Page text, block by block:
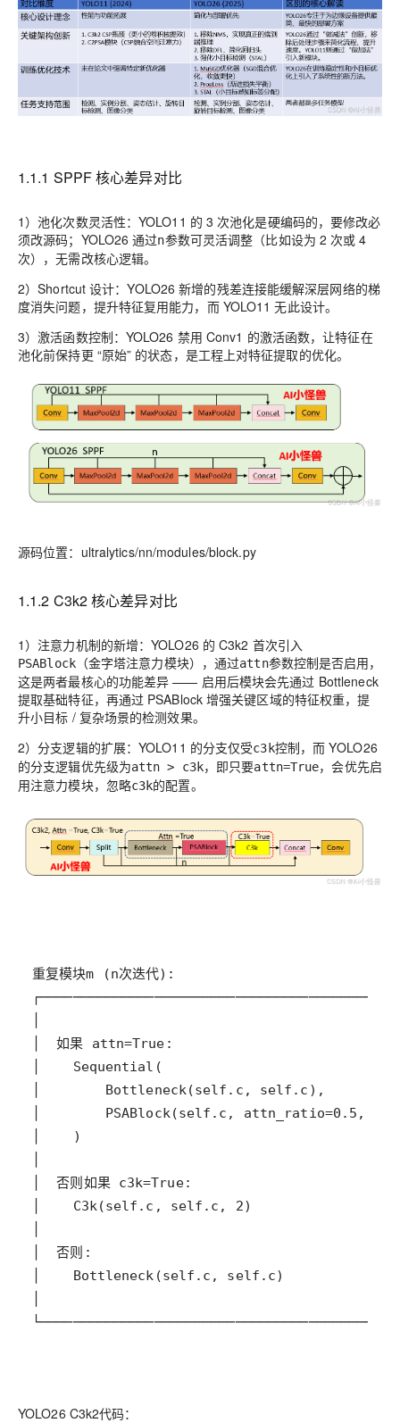
1.1.1 SPPF 核心差异对比
1）池化次数灵活性：YOLO11 的 3 次池化是硬编码的，要修改必
须改源码；YOLO26 通过n参数可灵活调整（比如设为 2 次或 4
次），无需改核心逻辑。
2）Shortcut 设计：YOLO26 新增的残差连接能缓解深层网络的梯
度消失问题，提升特征复用能力，而 YOLO11 无此设计。
3）激活函数控制：YOLO26 禁用 Conv1 的激活函数，让特征在
池化前保持更 “原始” 的状态，是工程上对特征提取的优化。
源码位置：ultralytics/nn/modules/block.py
1.1.2 C3k2 核心差异对比
1）注意力机制的新增：YOLO26 的 C3k2 首次引入
PSABlock（金字塔注意力模块） ， 通过attn参数控制是否启用，
这是两者最核心的功能差异 —— 启用后模块会先通过 Bottleneck
提取基础特征，再通过 PSABlock 增强关键区域的特征权重，提
升小目标 / 复杂场景的检测效果。
2）分支逻辑的扩展：YOLO11 的分支仅受c3k控制，而 YOLO26
的分支逻辑优先级为attn > c3k，即只要attn=True，会优先启
用注意力模块，忽略c3k的配置。
YOLO26 C3k2代码：